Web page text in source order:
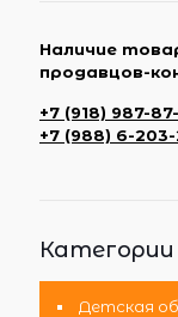
Наличие
продавцов-
+7 (918) 987-
+7 (988) 6-
Детская